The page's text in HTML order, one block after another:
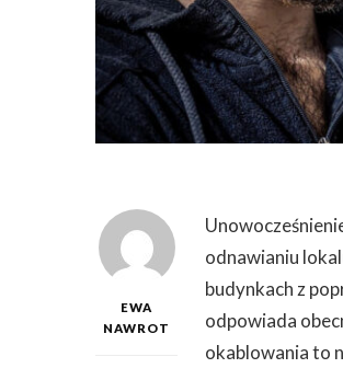
EWA
NAWROT
odnawianiu
budynkach z
odpowiada
okablowania to